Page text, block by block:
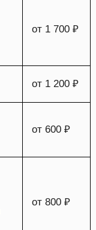
от 1 700 ₽
от 1 200 ₽
от 600 ₽
от 800 ₽